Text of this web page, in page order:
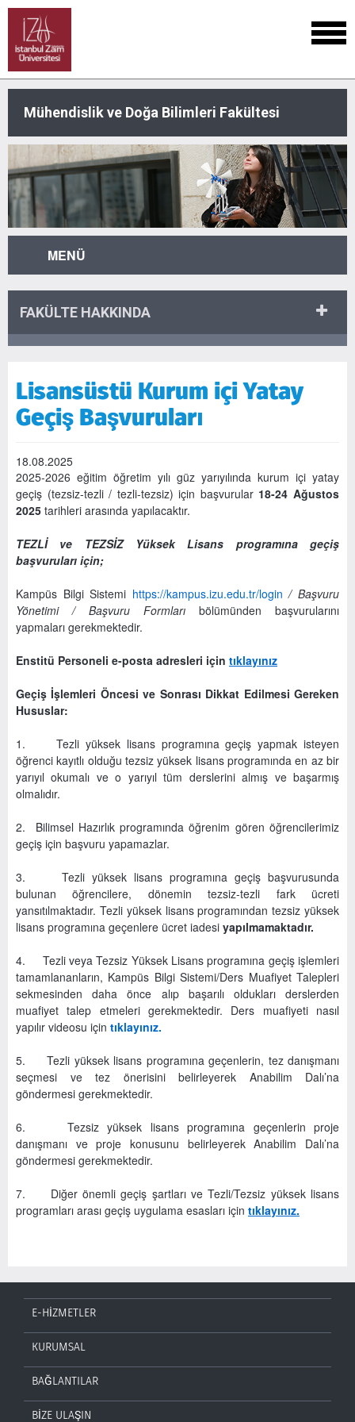
Mühendislik ve Doğa Bilimleri Fakültesi
MENÜ
FAKÜLTE HAKKINDA
Lisansüstü Kurum içi Yatay
Geçiş Başvuruları
18.08.2025
2025-2026 eğitim öğretim yılı güz yarıyılında kurum içi yatay
geçiş (tezsiz-tezli / tezli-tezsiz) için başvurular 18-24 Ağustos
2025 tarihleri arasında yapılacaktır.
TEZLİ ve TEZSİZ Yüksek Lisans programına geçiş
başvuruları için;
Kampüs Bilgi Sistemi https://kampus.izu.edu.tr/login / Başvuru
Yönetimi / Başvuru
Formları bölümünden başvurularını
yapmaları gerekmektedir.
Enstitü Personeli e-posta adresleri için tıklayınız
Geçiş İşlemleri Öncesi ve Sonrası Dikkat Edilmesi Gereken
Hususlar:
1. Tezli yüksek lisans programına geçiş yapmak isteyen
öğrenci kayıtlı olduğu tezsiz yüksek lisans programında en az bir
yarıyıl okumalı ve o yarıyıl tüm derslerini almış ve başarmış
olmalıdır.
2. Bilimsel Hazırlık programında öğrenim gören öğrencilerimiz
geçiş için başvuru yapamazlar.
3. Tezli yüksek lisans programına geçiş başvurusunda
bulunan öğrencilere, dönemin tezsiz-tezli fark ücreti
yansıtılmaktadır. Tezli yüksek lisans programından tezsiz yüksek
lisans programına geçenlere ücret iadesi yapılmamaktadır.
4. Tezli veya Tezsiz Yüksek Lisans programına geçiş işlemleri
tamamlananların, Kampüs Bilgi Sistemi/Ders Muafiyet Talepleri
sekmesinden daha önce alıp başarılı oldukları derslerden
muafiyet talep etmeleri gerekmektedir. Ders muafiyeti nasıl
yapılır videosu için tıklayınız.
5. Tezli yüksek lisans programına geçenlerin, tez danışmanı
seçmesi ve tez önerisini belirleyerek Anabilim Dalı’na
göndermesi gerekmektedir.
6. Tezsiz yüksek lisans programına geçenlerin proje
danışmanı ve proje konusunu belirleyerek Anabilim Dalı’na
göndermesi gerekmektedir.
7. Diğer önemli geçiş şartları ve Tezli/Tezsiz yüksek lisans
programları arası geçiş uygulama esasları için tıklayınız.
E-HİZMETLER
KURUMSAL
BAĞLANTILAR
BİZE ULAŞIN